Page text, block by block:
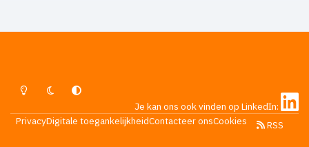
Lichte ModusDonkere ModusSysteemvoorkeur
Je kan ons ook vinden op LinkedIn:
PrivacyDigitale toegankelijkheidContacteer onsCookies RSS